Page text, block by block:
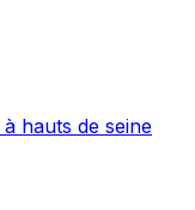
à hauts de seine